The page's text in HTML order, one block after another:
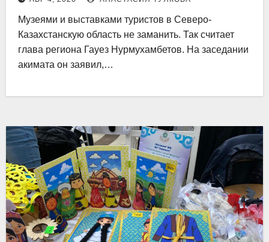
Музеями и выставками туристов в Северо-
Казахстанскую область не заманить. Так считает
глава региона Гауез Нурмухамбетов. На заседании
акимата он заявил,…